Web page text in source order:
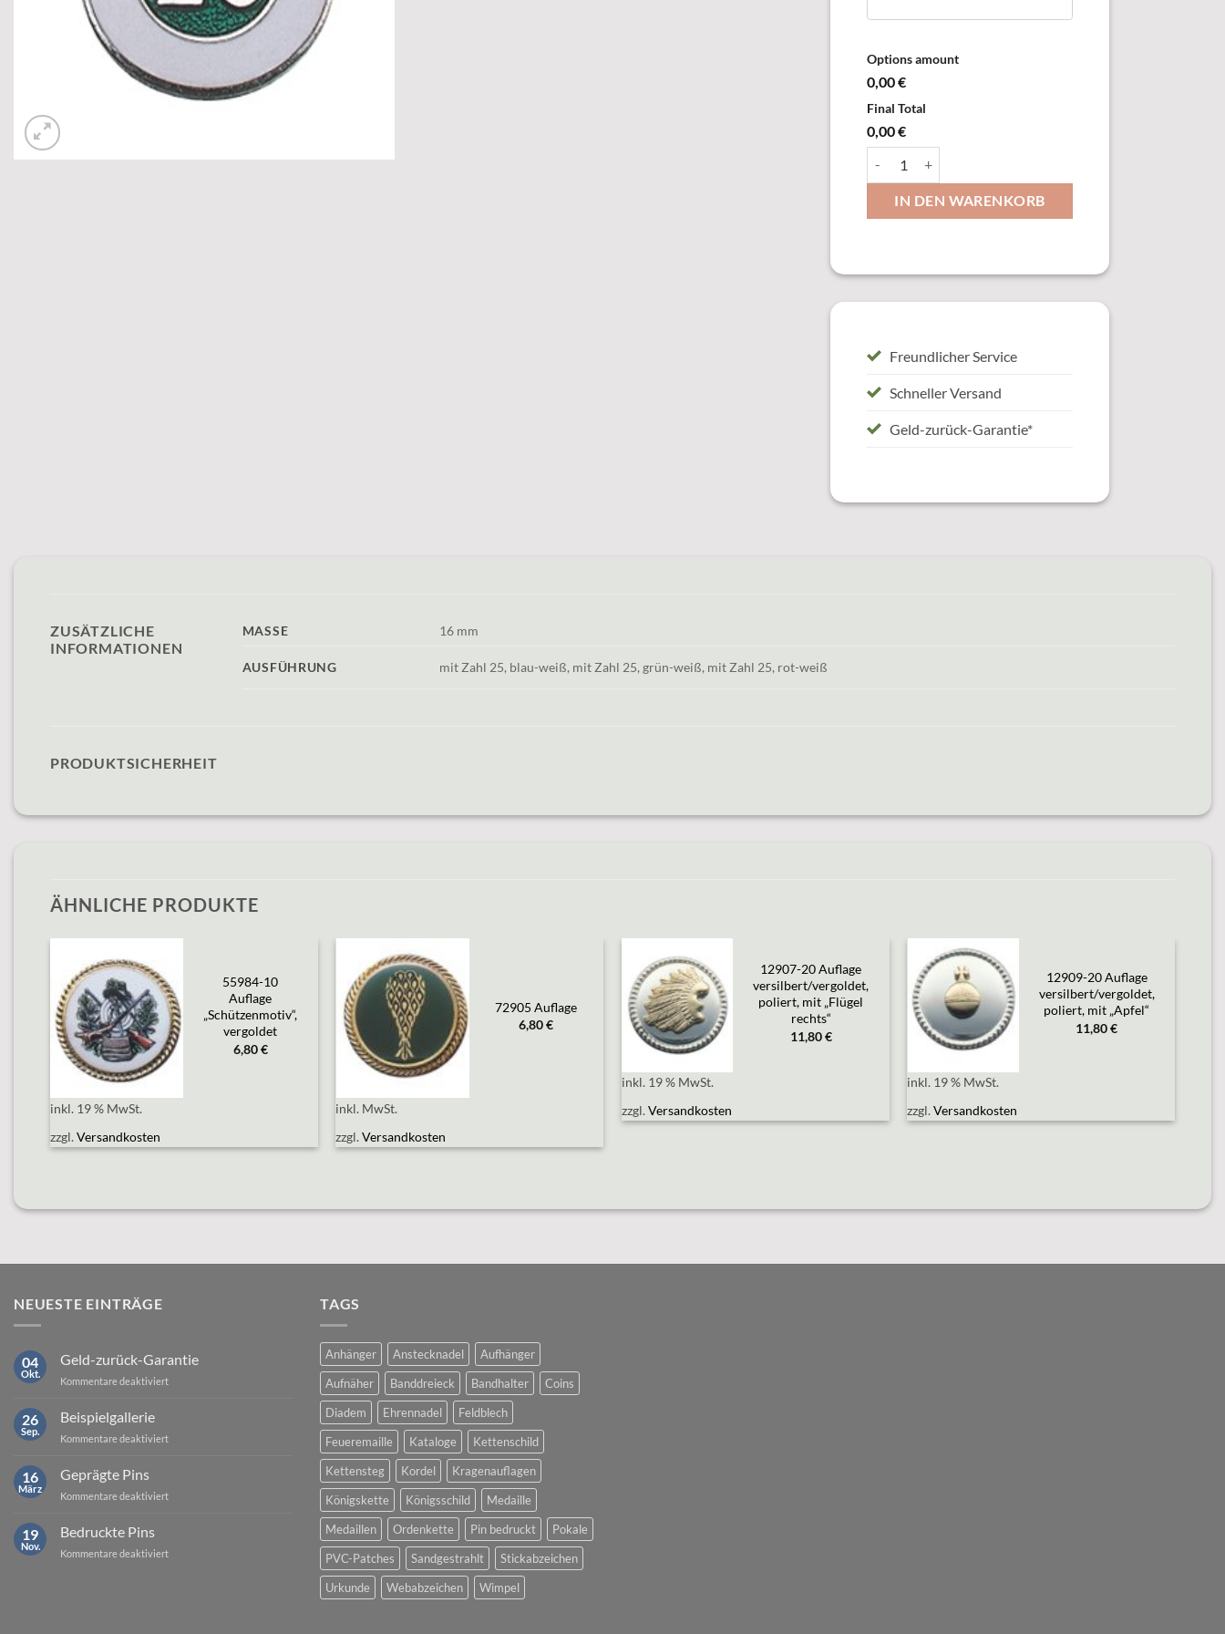
Options amount
0,00 €
Final Total
0,00 €
IN DEN WARENKORB
Freundlicher Service
Schneller Versand
Geld-zurück-Garantie*
ZUSÄTZLICHE
INFORMATIONEN
MASSE 16 mm
AUSFÜHRUNG mit Zahl 25, blau-weiß, mit Zahl 25, grün-weiß, mit Zahl 25, rot-weiß
PRODUKTSICHERHEIT
ÄHNLICHE PRODUKTE
Add to
wishlist
55984-10
Auflage
„Schützenmotiv“,
vergoldet
6,80€
inkl. 19 % MwSt.
zzgl.Versandkosten
Add to
wishlist
72905 Auflage
6,80€
inkl. MwSt.
zzgl.Versandkosten
Add to
wishlist
12907-20 Auflage
versilbert/vergoldet,
poliert, mit „Flügel
rechts“
11,80€
inkl. 19 % MwSt.
zzgl.Versandkosten
Add to
wishlist
12909-20 Auflage
versilbert/vergoldet,
poliert, mit „Apfel“
11,80€
inkl. 19 % MwSt.
zzgl.Versandkosten
NEUESTE EINTRÄGE
04
Okt.
Geld-zurück-Garantie
Kommentare deaktiviertfür
26
Sep.
Beispielgallerie
Kommentare deaktiviertfür
16
März
Geprägte Pins
Kommentare deaktiviertfür
19
Nov.
Bedruckte Pins
Kommentare deaktiviertfür
TAGS
Anhänger Anstecknadel
Aufhänger
Aufnäher
Banddreieck Bandhalter
Coins
Diadem
Ehrennadel
Feldblech
Feueremaille
Kataloge
Kettenschild
Kettensteg
Kordel
Kragenauflagen
Königskette
Königsschild
Medaille
Medaillen
Ordenkette Pin bedruckt
Pokale
PVC-Patches
Sandgestrahlt
Stickabzeichen
Urkunde
Webabzeichen Wimpel